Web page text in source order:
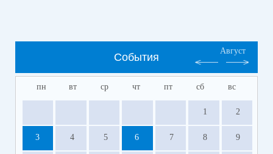
События
Август
пн вт ср чт пт сб вс
1 2
3 4 5 6 7 8 9